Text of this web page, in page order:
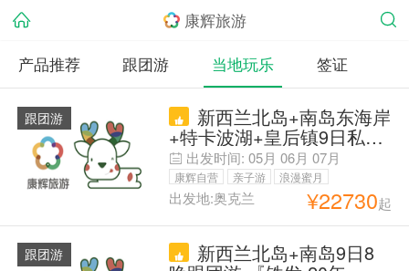
康辉旅游
产品推荐
跟团游 当地玩乐 签证
跟团游 新西兰北岛+南岛东海岸
+特卡波湖+皇后镇9日私家
团 【南半球秋意浓 澳新赏
秋季】【北岛+南岛中线
+东海岸 】凯库拉观鲸+霍
比特村+萤火虫洞+羊驼牧
场+企鹅归巢
出发时间: 05月 06月 07月
康辉自营 亲子游
浪漫蜜月
父母安心游
出发地:奥克兰 ¥22730起
跟团游 新西兰北岛+南岛9日8